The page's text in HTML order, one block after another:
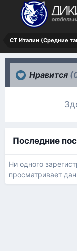
СТ Италии (Средние
Нравится
Последние
Ни одного
просматривает